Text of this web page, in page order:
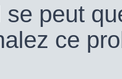
se peut
ce